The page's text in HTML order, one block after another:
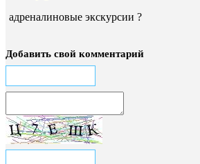
адреналиновые экскурсии ?
Добавить свой комментарий